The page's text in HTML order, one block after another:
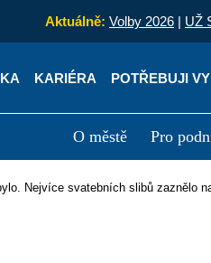
Aktuálně: Volby 2026 | UŽ
KARIÉRA POTŘEBUJI
O městě Pro
deska
Nejvíce svatebních slibů zaznělo